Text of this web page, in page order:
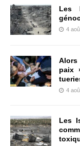
Les
4
paix
4
Les